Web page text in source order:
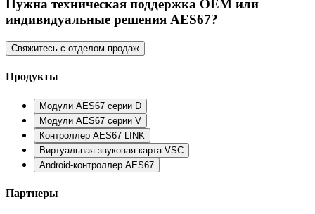
Нужна техническая поддержка OEM или
индивидуальные решения AES67?
Свяжитесь с отделом продаж
Продукты
Модули AES67 серии D
Модули AES67 серии V
Контроллер AES67 LINK
Виртуальная звуковая карта VSC
Android-контроллер AES67
Партнеры